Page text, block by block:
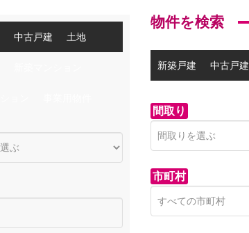
物件を検索
新築戸建 中古戸建
間取り
市町村
中古戸建 土地